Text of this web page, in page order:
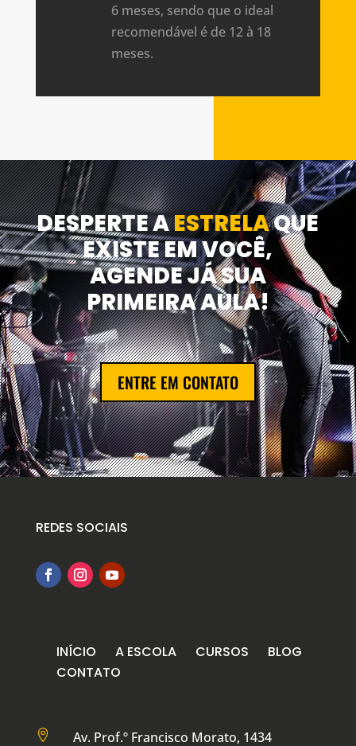
6 meses, sendo que o ideal
recomendável é de 12 à 18
meses.
DESPERTE AESTRELAQUE
EXISTE EM VOCÊ,
AGENDE JÁ SUA
PRIMEIRA AULA!
ENTRE EM CONTATO
REDES SOCIAIS
INÍCIO A ESCOLA CURSOS
BLOG
CONTATO
 Av. Prof.º Francisco Morato, 1434